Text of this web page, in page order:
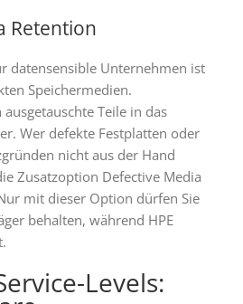
Retention
datensensible Unternehmen ist
Speichermedien.
Teile in das
Wer defekte Festplatten oder
nicht aus der Hand
Zusatzoption Defective Media
mit dieser Option dürfen Sie
behalten, während HPE
Levels: